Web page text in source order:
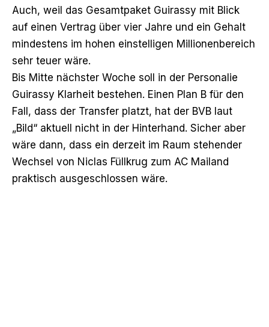
Auch, weil das Gesamtpaket Guirassy mit Blick
auf einen Vertrag über vier Jahre und ein Gehalt
mindestens im hohen einstelligen Millionenbereich
sehr teuer wäre.
Bis Mitte nächster Woche soll in der Personalie
Guirassy Klarheit bestehen. Einen Plan B für den
Fall, dass der Transfer platzt, hat der BVB laut
„Bild“ aktuell nicht in der Hinterhand. Sicher aber
wäre dann, dass ein derzeit im Raum stehender
Wechsel von Niclas Füllkrug zum AC Mailand
praktisch ausgeschlossen wäre.